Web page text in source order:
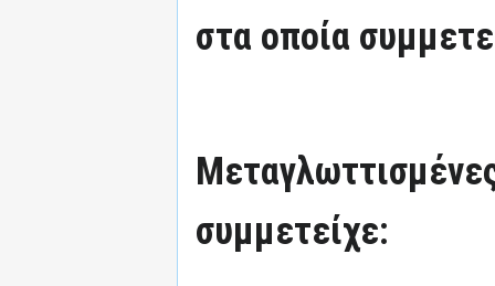
στα οποία
συμμετείχε: